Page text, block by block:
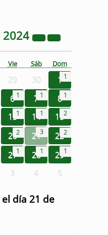
2024
Vie Sáb Dom
29 30 1 1
6 1 7 1 8 1
131 141 152
202 213 222
271 281 291
3 4 5
día 21 de